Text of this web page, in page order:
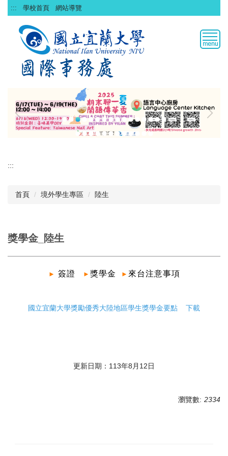
跳
到
::: 學校首頁 網站導覽
:::
首頁 境外學生專區 陸生
獎學金_陸生
► 簽證 ► 獎學金 ► 來台注意事項
國立宜蘭大學獎勵優秀大陸地區學生獎學金要點 下載
更新日期：113年8月12日
瀏覽數: 2334